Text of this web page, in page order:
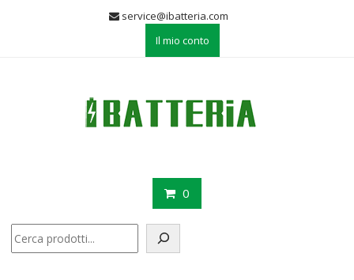
service@ibatteria.com
Il mio conto
0